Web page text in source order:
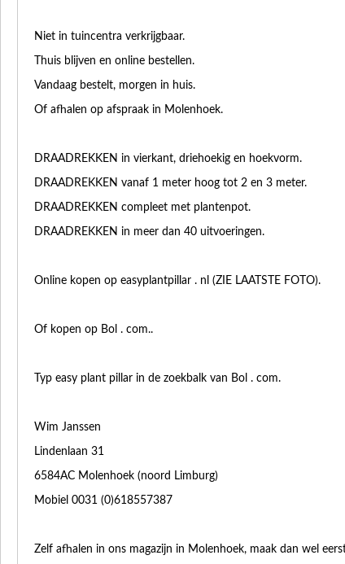
Niet in tuincentra verkrijgbaar.
Thuis blijven en online bestellen.
Vandaag bestelt, morgen in huis.
Of afhalen op afspraak in Molenhoek.
DRAADREKKEN in vierkant, driehoekig en hoekvorm.
DRAADREKKEN vanaf 1 meter hoog tot 2 en 3 meter.
DRAADREKKEN compleet met plantenpot.
DRAADREKKEN in meer dan 40 uitvoeringen.
Online kopen op easyplantpillar . nl (ZIE LAATSTE FOTO).
Of kopen op Bol . com..
Typ easy plant pillar in de zoekbalk van Bol . com.
Wim Janssen
Lindenlaan 31
6584AC Molenhoek (noord Limburg)
Mobiel 0031 (0)618557387
Zelf afhalen in ons magazijn in Molenhoek, maak dan wel